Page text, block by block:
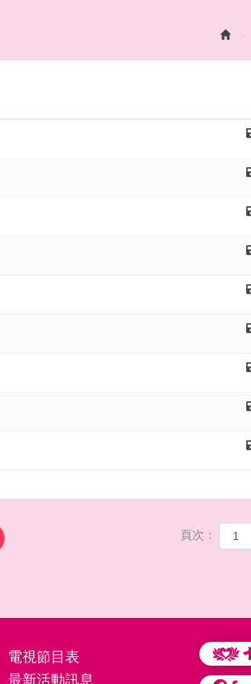
頁次：
電視節目表
最新活動訊息